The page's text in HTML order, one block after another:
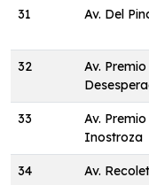
31 Av. Del
32
Av.
33
Av.
Inostroza
34 Av.